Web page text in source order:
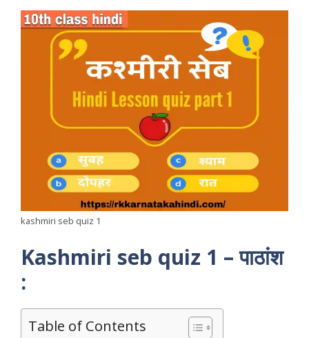
kashmiri seb quiz 1
Kashmiri seb quiz 1 – पाठांश
:
Table of Contents